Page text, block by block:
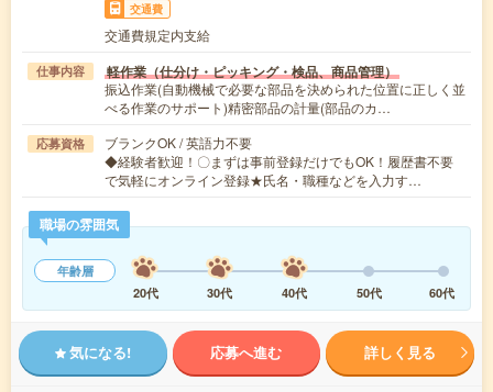
交通費
交通費規定内支給
仕事内容 軽作業（仕分け・ピッキング・検品、商品管理）
振込作業(自動機械で必要な部品を決められた位置に正しく並
べる作業のサポート)精密部品の計量(部品のカ…
応募資格
ブランクOK / 英語力不要
◆経験者歓迎！〇まずは事前登録だけでもOK！履歴書不要
で気軽にオンライン登録★氏名・職種などを入力す…
職場の雰囲気
年齢層
20代
30代 40代 50代 60代
気になる! 応募へ進む 詳しく見る